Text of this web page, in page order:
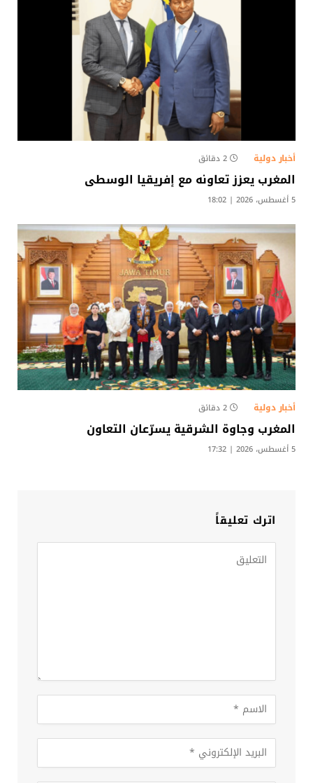
أخبار دولية 2 دقائق
المغرب يعزز تعاونه مع إفريقيا الوسطى
5 أغسطس، 2026 | 18:02
أخبار دولية 2 دقائق
المغرب وجاوة الشرقية يسرّعان التعاون
5 أغسطس، 2026 | 17:32
اترك تعليقاً